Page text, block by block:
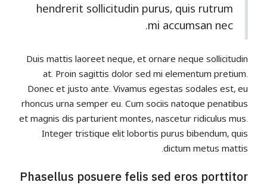
hendrerit sollicitudin purus, quis rutrum
mi accumsan nec.
Duis mattis laoreet neque, et ornare neque sollicitudin
at. Proin sagittis dolor sed mi elementum pretium.
Donec et justo ante. Vivamus egestas sodales est, eu
rhoncus urna semper eu. Cum sociis natoque penatibus
et magnis dis parturient montes, nascetur ridiculus mus.
Integer tristique elit lobortis purus bibendum, quis
dictum metus mattis.
Phasellus posuere felis sed eros porttitor